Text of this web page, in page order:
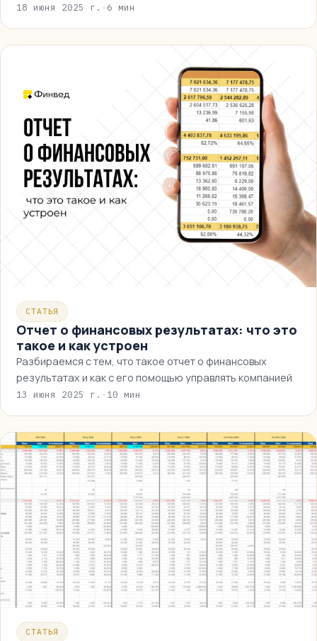
18 июня 2025 г. · 6 мин
СТАТЬЯ
Отчет о финансовых результатах: что это
такое и как устроен
Разбираемся с тем, что такое отчет о финансовых
результатах и как с его помощью управлять компанией
13 июня 2025 г. · 10 мин
СТАТЬЯ